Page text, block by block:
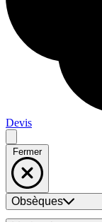
Devis
Fermer
Obsèques